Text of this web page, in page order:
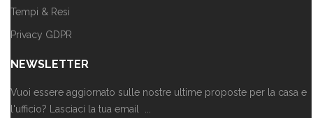
Tempi & Resi
Privacy GDPR
NEWSLETTER
Vuoi essere aggiornato sulle nostre ultime proposte per la casa e
l'ufficio? Lasciaci la tua email ...